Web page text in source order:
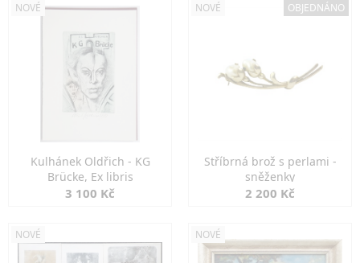
NOVÉ
Kulhánek Oldřich - KG
Brücke, Ex libris
3 100 Kč
NOVÉ OBJEDNÁNO
Stříbrná brož s perlami -
sněženky
2 200 Kč
NOVÉ NOVÉ